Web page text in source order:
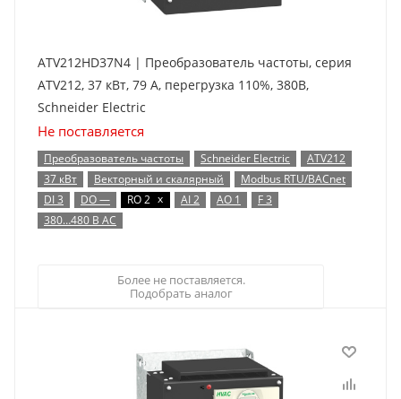
ATV212HD37N4 | Преобразователь частоты, серия
ATV212, 37 кВт, 79 А, перегрузка 110%, 380B,
Schneider Electric
Не поставляется
Преобразователь частоты Schneider Electric
ATV212
37 кВт
Векторный и скалярный
Modbus RTU/BACnet
DI 3
DO — RO 2 x AI 2 AO 1
F 3
380…480 В AC
Более не поставляется.
Подобрать аналог